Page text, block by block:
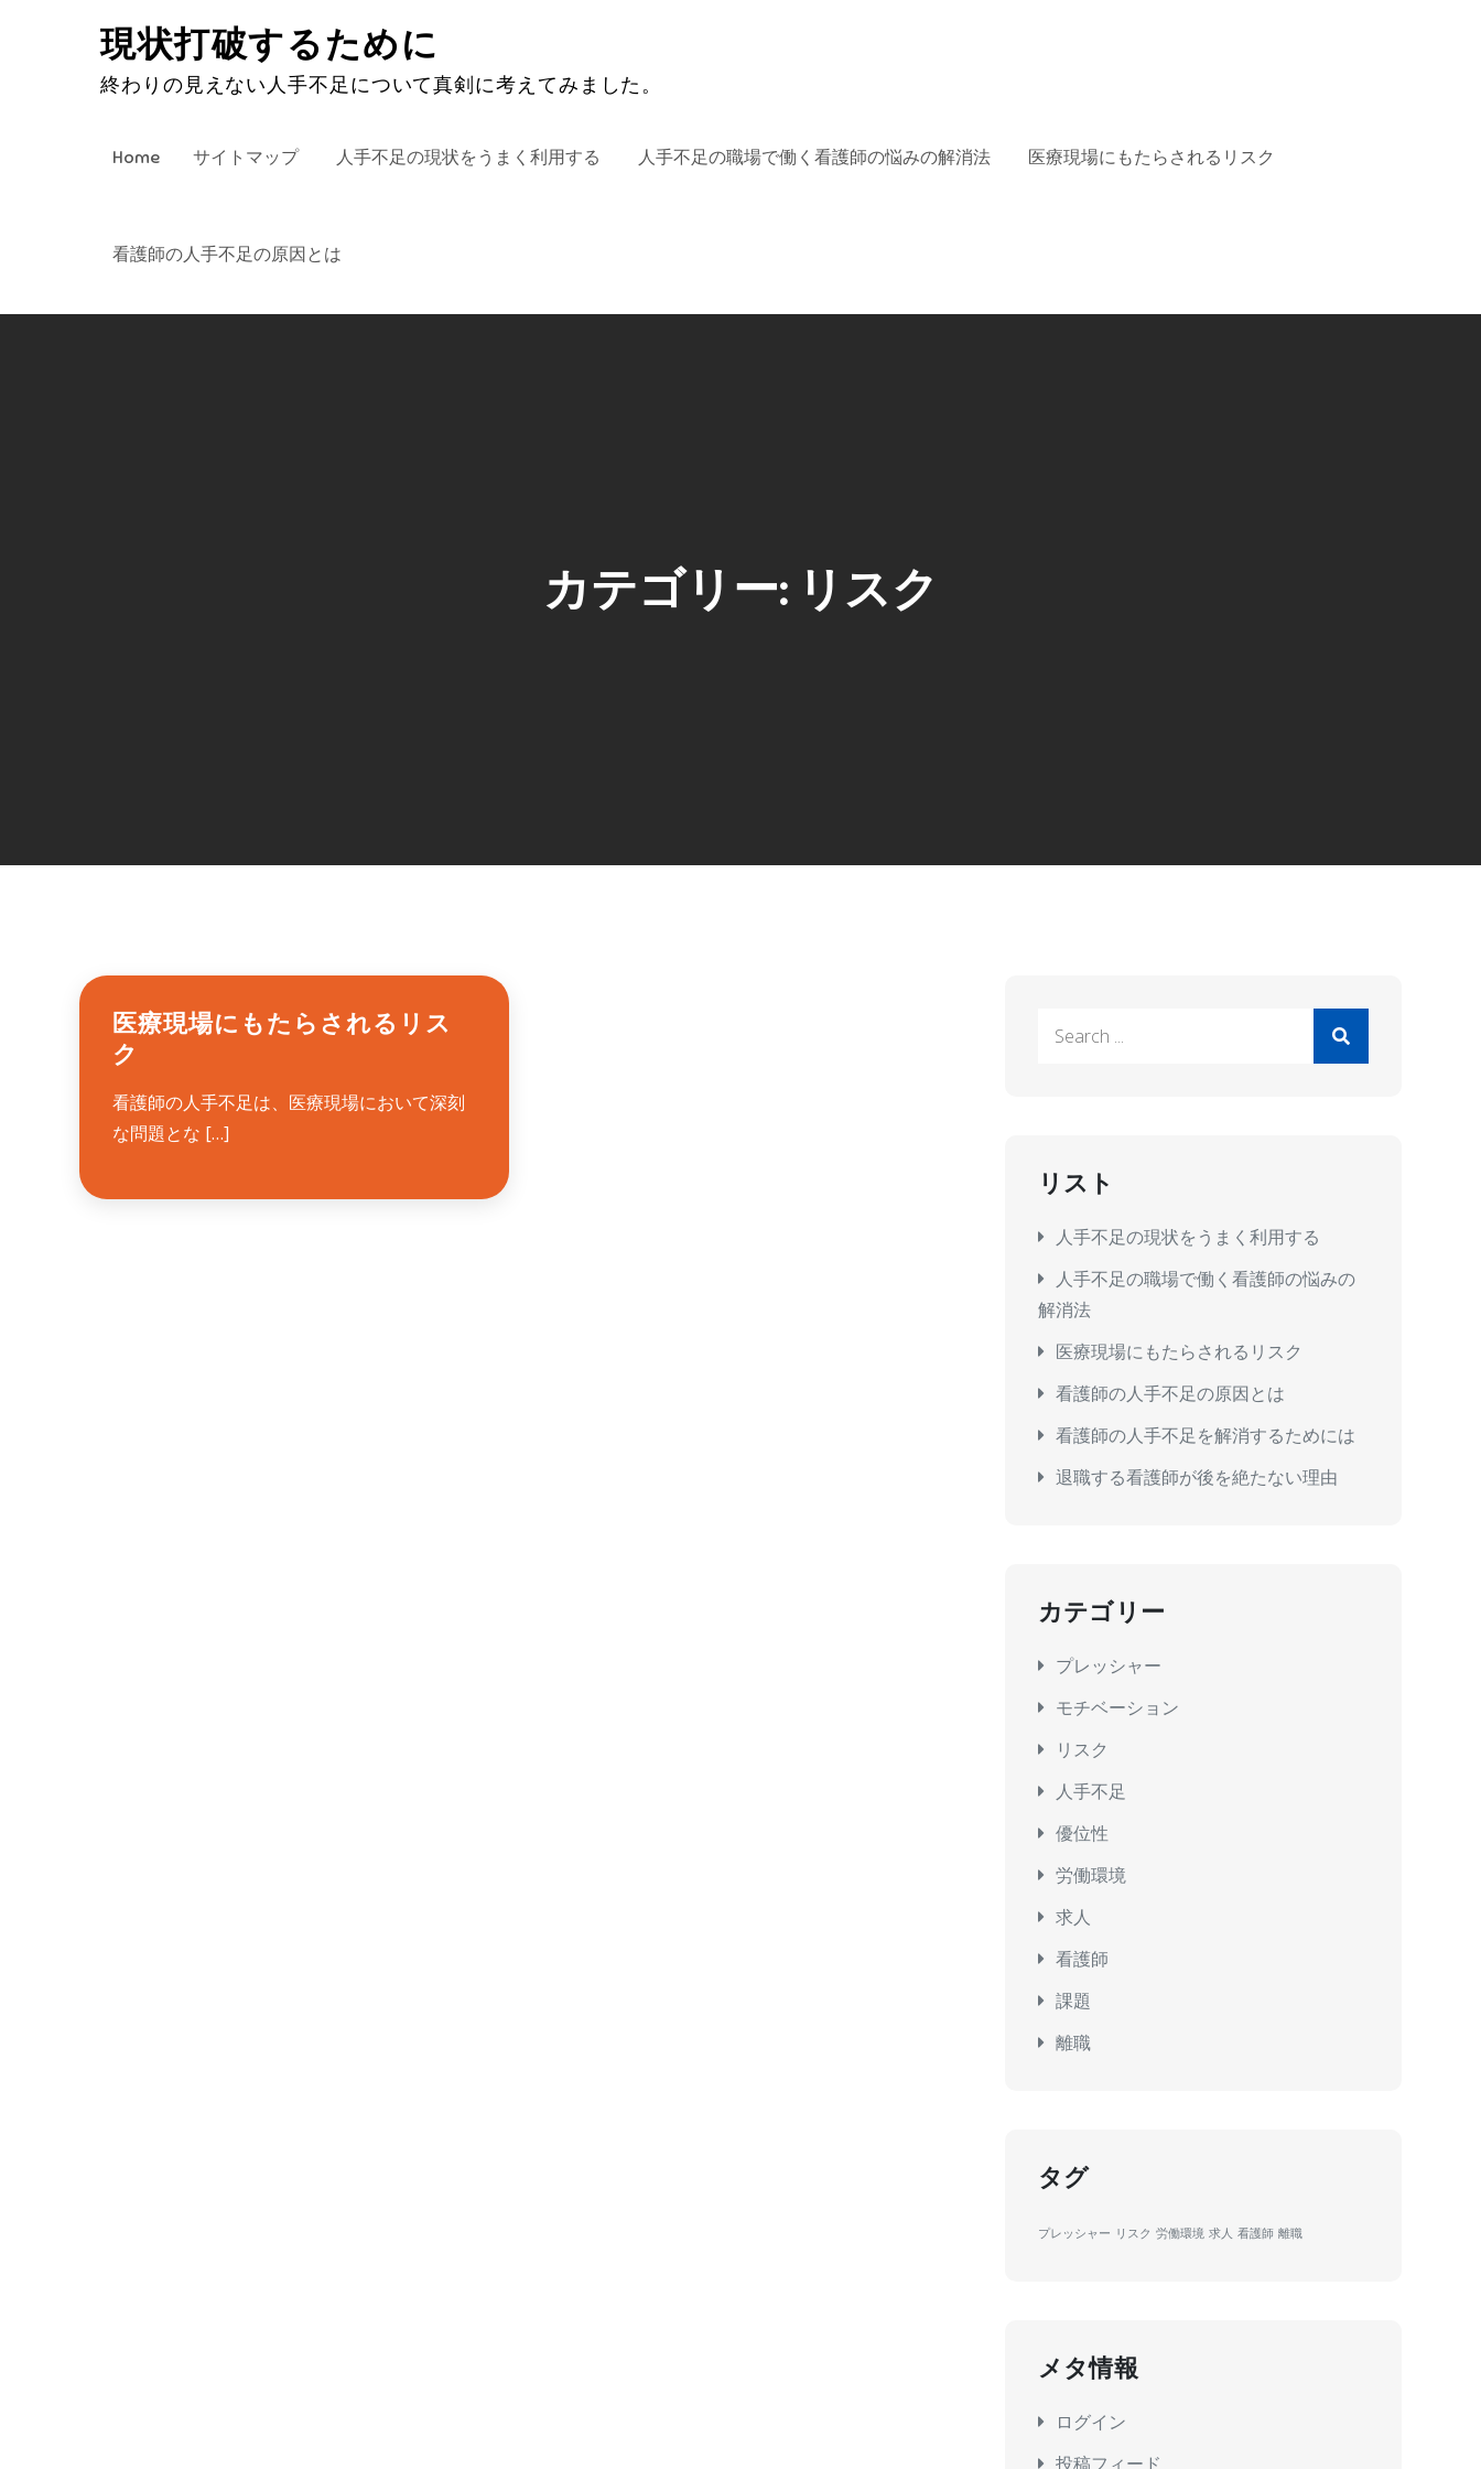
現状打破するために
終わりの見えない人手不足について真剣に考えてみました。
Home サイトマップ 人手不足の現状をうまく利用する 人手不足の職場で働く看護師の悩みの解消法 医療現場にもたらされるリスク
看護師の人手不足の原因とは
カテゴリー: リスク
医療現場にもたらされるリス
ク
看護師の人手不足は、医療現場において深刻
な問題とな […]
リスト
人手不足の現状をうまく利用する
人手不足の職場で働く看護師の悩みの
解消法
医療現場にもたらされるリスク
看護師の人手不足の原因とは
看護師の人手不足を解消するためには
退職する看護師が後を絶たない理由
カテゴリー
プレッシャー
モチベーション
リスク
人手不足
優位性
労働環境
求人
看護師
課題
離職
タグ
プレッシャー リスク 労働環境 求人 看護師 離職
メタ情報
ログイン
投稿フィード